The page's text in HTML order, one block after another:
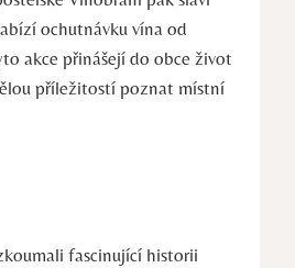
ochutnávku vína od
akce přinášejí do obce život
příležitostí poznat místní
fascinující historii